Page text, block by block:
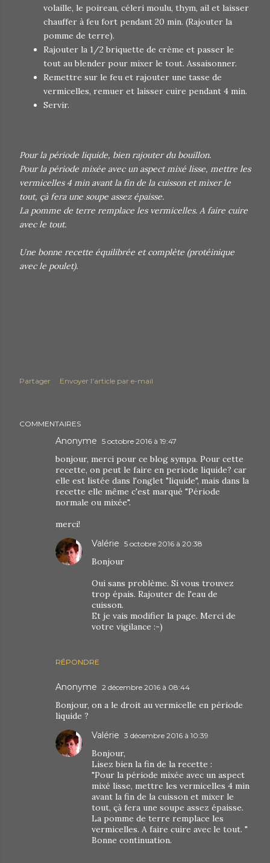
volaille, le poireau, céleri moulu, thym, ail et laisser
chauffer à feu fort pendant 20 min. (Rajouter la
pomme de terre).
Rajouter la 1/2 briquette de crème et passer le
tout au blender pour mixer le tout. Assaisonner.
Remettre sur le feu et rajouter une tasse de
vermicelles, remuer et laisser cuire pendant 4 min.
Servir.
Pour la période liquide, bien rajouter du bouillon.
Pourla période mixée avec un aspect mixé lisse, mettre les
vermicelles 4 min avant la fin de la cuisson et mixer le
tout, çà fera une soupe assez épaisse.
La pomme de terre remplace les vermicelles. A faire cuire
avec le tout.
Une bonne recette équilibrée et complète (protéinique
avec le poulet).
Partager Envoyer l'article par e-mail
COMMENTAIRES
Anonyme 5 octobre 2016 à 19:47
bonjour, merci pour ce blog sympa. Pour cette
recette, on peut le faire en periode liquide? car
elle est listée dans l'onglet "liquide", mais dans la
recette elle même c'est marqué "Période
normale ou mixée".
merci!
RÉPONDRE
Valérie 5 octobre 2016 à 20:38
Bonjour
Oui sans problème. Si vous trouvez
trop épais. Rajouter de l'eau de
cuisson.
Et je vais modifier la page. Merci de
votre vigilance :-)
Anonyme 2 décembre 2016 à 08:44
Bonjour, on a le droit au vermicelle en période
liquide ?
Valérie 3 décembre 2016 à 10:39
Bonjour,
Lisez bien la fin de la recette :
"Pour la période mixée avec un aspect
mixé lisse, mettre les vermicelles 4 min
avant la fin de la cuisson et mixer le
tout, çà fera une soupe assez épaisse.
La pomme de terre remplace les
vermicelles. A faire cuire avec le tout. "
Bonne continuation.